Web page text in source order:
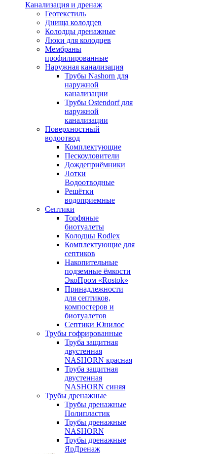
Канализация и дренаж
Геотекстиль
Днища колодцев
Колодцы дренажные
Люки для колодцев
Мембраны
профилированные
Наружная канализация
Трубы Nashorn для
наружной
канализации
Трубы Ostendorf для
наружной
канализации
Поверхностный
водоотвод
Комплектующие
Пескоуловители
Дождеприёмники
Лотки
Водоотводные
Решётки
водоприемные
Септики
Торфяные
биотуалеты
Колодцы Rodlex
Комплектующие для
септиков
Накопительные
подземные ёмкости
ЭкоПром «Rostok»
Принадлежности
для септиков,
компостеров и
биотуалетов
Септики Юнилос
Трубы гофрированные
Труба защитная
двустенная
NASHORN красная
Труба защитная
двустенная
NASHORN синяя
Трубы дренажные
Трубы дренажные
Полипластик
Трубы дренажные
NASHORN
Трубы дренажные
ЯрДренаж